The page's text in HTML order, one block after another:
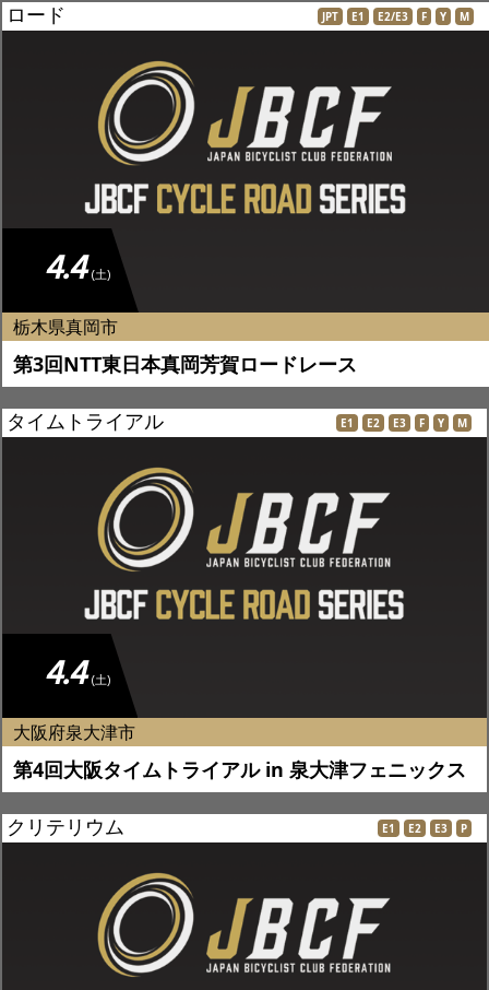
ロード JPT E1 E2/E3 F Y M
4.4 (土)
栃木県真岡市
第3回NTT東日本真岡芳賀ロードレース
タイムトライアル E1 E2 E3 F Y M
4.4 (土)
大阪府泉大津市
第4回大阪タイムトライアル in 泉大津フェニックス
クリテリウム E1 E2 E3 P